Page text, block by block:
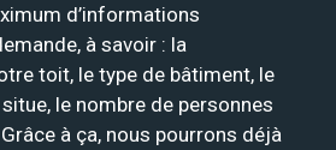
d’informations
à savoir : la
toit, le type de bâtiment, le
le nombre de personnes
à ça, nous pourrons déjà